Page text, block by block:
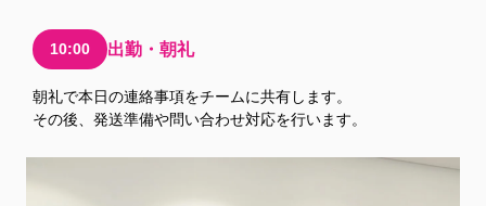
10:00 出勤・朝礼
朝礼で本日の連絡事項をチームに共有します。
その後、発送準備や問い合わせ対応を行います。